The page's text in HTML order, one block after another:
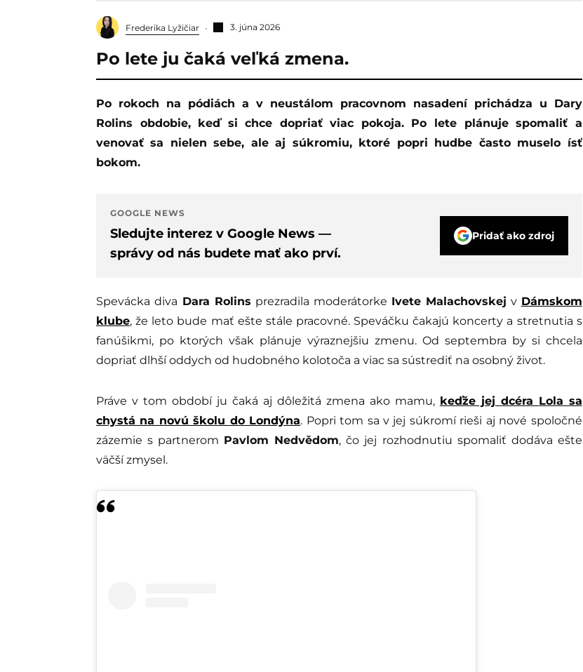
Frederika Lyžičiar 3. júna 2026
Po lete ju čaká veľká zmena.
Po rokoch na pódiách a v neustálom pracovnom nasadení prichádza u Dary
Rolins obdobie, keď si chce dopriať viac pokoja. Po lete plánuje spomaliť a
venovať sa nielen sebe, ale aj súkromiu, ktoré popri hudbe často muselo ísť
bokom.
GOOGLE NEWS
Sledujte interez v Google News —
správy od nás budete mať ako prví.
Pridať ako zdroj
Spevácka diva Dara Rolins prezradila moderátorke Ivete Malachovskej v Dámskom
klube, že leto bude mať ešte stále pracovné. Speváčku čakajú koncerty a stretnutia s
fanúšikmi, po ktorých však plánuje výraznejšiu zmenu. Od septembra by si chcela
dopriať dlhší oddych od hudobného kolotoča a viac sa sústrediť na osobný život.
Práve v tom období ju čaká aj dôležitá zmena ako mamu, keďže jej dcéra Lola sa
chystá na novú školu do Londýna. Popri tom sa v jej súkromí rieši aj nové spoločné
zázemie s partnerom Pavlom Nedvědom, čo jej rozhodnutiu spomaliť dodáva ešte
väčší zmysel.